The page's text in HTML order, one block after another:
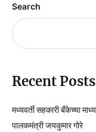
Search
Recent Posts
मध्यवर्ती सहकारी बँकेच्या
पालकमंत्री जयकुमार गोरे